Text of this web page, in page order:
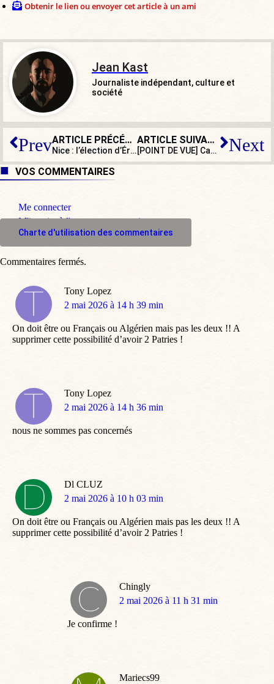
Obtenir le lien ou envoyer cet article à un ami
Jean Kast
Journaliste indépendant, culture et
société
Prev ARTICLE PRÉCÉDENT
Nice : l’élection d’Éric Ciotti inquiéterait la communauté LBGTQIA+++
ARTICLE SUIVANT
[POINT DE VUE] Carcassonne : le maire RN tranche dans le vif et fait hurler la gauche Next
VOS COMMENTAIRES
Me connecter
M'inscrire à l'espace commentaire
Charte d'utilisation des commentaires
Tony Lopez
dit
2 mai 2026 à 14 h 39 min
On doit être ou Français ou Algérien mais pas les deux !! A
supprimer cette possibilité d’avoir 2 Patries !
Tony Lopez
dit
2 mai 2026 à 14 h 36 min
nous ne sommes pas concernés
Dl CLUZ
dit
2 mai 2026 à 10 h 03 min
On doit être ou Français ou Algérien mais pas les deux !! A
supprimer cette possibilité d’avoir 2 Patries !
Chingly
dit
2 mai 2026 à 11 h 31 min
Je confirme !
Mariecs99
Commentaires fermés.